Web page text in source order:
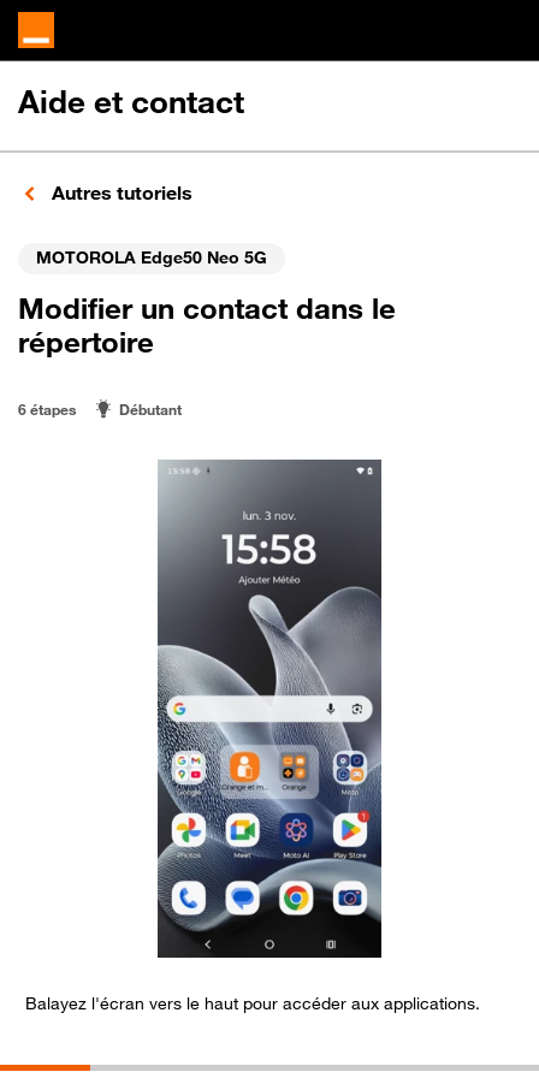
Aide et contact
Autres tutoriels
MOTOROLA Edge50 Neo 5G
Modifier un contact dans le
répertoire
6 étapes Débutant
Balayez l'écran vers le haut pour accéder aux applications.